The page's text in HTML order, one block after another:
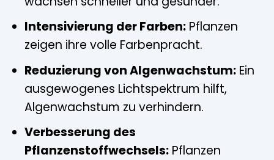
Intensivierung der Farben:Pflanzen
zeigen ihre volle Farbenpracht.
Reduzierung von Algenwachstum:Ein
ausgewogenes Lichtspektrum hilft,
Algenwachstum zu verhindern.
Verbesserung des
Pflanzenstoffwechsels:Pflanzen